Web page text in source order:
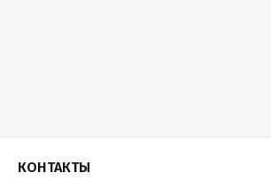
КОНТАКТЫ